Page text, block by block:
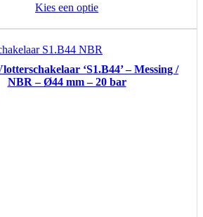
Kies een optie
‘S1.B44’ – Messing /
NBR – Ø44 mm – 20 bar